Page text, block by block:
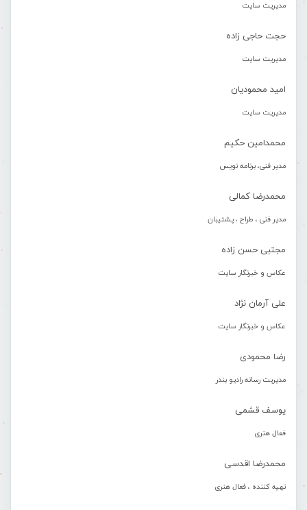
مدیریت سایت
حجت حاجی زاده
مدیریت سایت
امید محمودیان
مدیریت سایت
محمدامین حکیم
مدیر فنی، برنامه نویس
محمدرضا کمالی
مدیر فنی ، طراح ، پشتیبان
مجتبی حسن زاده
عکاس و خبرنگار سایت
علی آرمان نژاد
عکاس و خبرنگار سایت
رضا محمودی
مدیریت رسانه رادیو بندر
یوسف قشمی
فعال هنری
محمدرضا اقدسی
تهیه کننده ، فعال هنری